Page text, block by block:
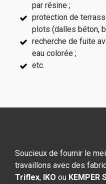
par résine ;
protection de
plots (dalles béton,
recherche de fuite
eau colorée ;
etc.
Soucieux de fournir le
travaillons avec des
Triflex, IKO ou KEMPER